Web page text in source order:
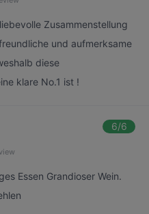
Zusammenstellung
und aufmerksame
diese
klare No.1 ist !
6/6
Essen Grandioser Wein.